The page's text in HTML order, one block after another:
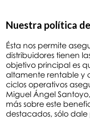
Nuestra política
Ésta nos permite
distribuidores tienen
objetivo principal es
altamente rentable y
ciclos operativos
Miguel Ángel
más sobre este
destacados, sólo dale